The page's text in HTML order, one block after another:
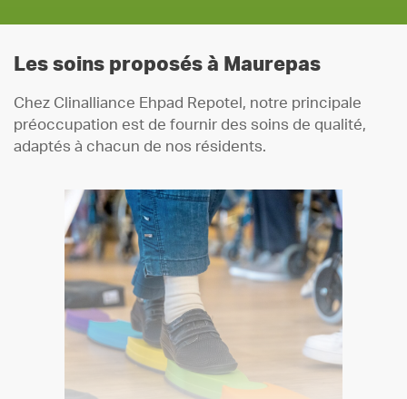
Les soins proposés à Maurepas
Chez Clinalliance Ehpad Repotel, notre principale
préoccupation est de fournir des soins de qualité,
adaptés à chacun de nos résidents.